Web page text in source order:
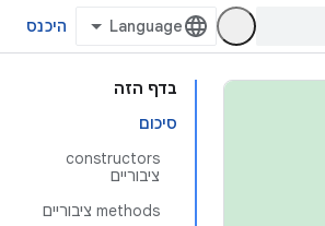
היכנס
בדף הזה
סיכום
‫constructors
ציבוריים
‫methods ציבוריים